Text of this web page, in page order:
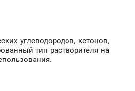
углеводородов, кетонов,
тип растворителя на